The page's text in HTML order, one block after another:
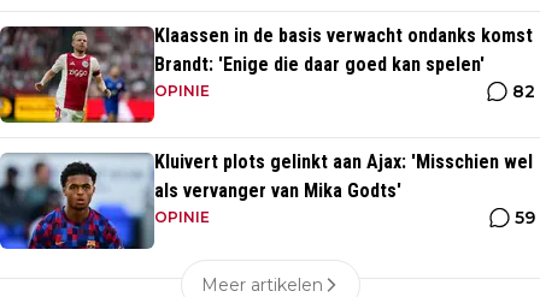
Klaassen in de basis verwacht ondanks komst
Brandt: 'Enige die daar goed kan spelen'
OPINIE 82
Kluivert plots gelinkt aan Ajax: 'Misschien wel
als vervanger van Mika Godts'
OPINIE 59
Meer artikelen